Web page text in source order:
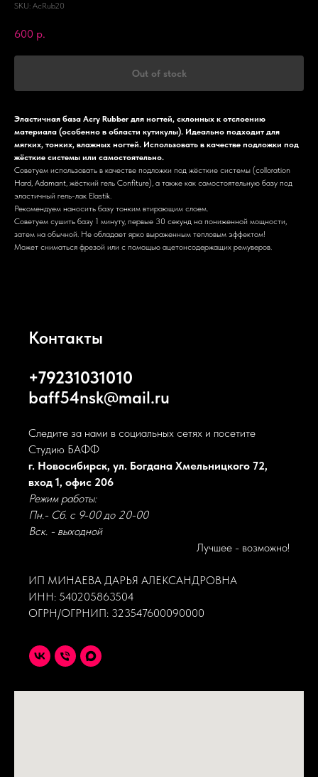
SKU: AcRub20
600 р.
Out of stock
Эластичная база Acry Rubber для ногтей, склонных к отслоению
материала (особенно в области кутикулы). Идеально подходит для
мягких, тонких, влажных ногтей. Использовать в качестве подложки под
жёсткие системы или самостоятельно.
Советуем использовать в качестве подложки под жёсткие системы (colloration
Hard, Adamant, жёсткий гель Confiture), а также как самостоятельную базу под
эластичный гель-лак Elastik.
Рекомендуем наносить базу тонким втирающим слоем.
Советуем сушить базу 1 минуту, первые 30 секунд на пониженной мощности,
затем на обычной. Не обладает ярко выраженным тепловым эффектом!
Может сниматься фрезой или с помощью ацетонсодержащих ремуверов.
Контакты
+79231031010
baff54nsk@mail.ru
Следите за нами в социальных сетях и посетите
Студию БАФФ
г. Новосибирск, ул. Богдана Хмельницкого 72,
вход 1, офис 206
Режим работы:
Пн.- Сб. с 9-00 до 20-00
Вск. - выходной
Лучшее - возможно!
ИП МИНАЕВА ДАРЬЯ АЛЕКСАНДРОВНА
ИНН: 540205863504
ОГРН/ОГРНИП: 323547600090000